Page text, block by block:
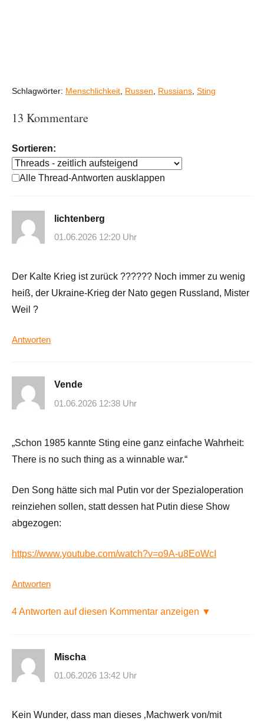
Schlagwörter: Menschlichkeit Russen Russians Sting
13 Kommentare
Sortieren:
Alle Thread-Antworten ausklappen
lichtenberg
01.06.2026 12:20 Uhr
Der Kalte Krieg ist zurück ?????? Noch immer zu wenig
heiß, der Ukraine-Krieg der Nato gegen Russland, Mister
Weil ?
Antworten
Vende
01.06.2026 12:38 Uhr
„Schon 1985 kannte Sting eine ganz einfache Wahrheit:
There is no such thing as a winnable war.“
Den Song hätte sich mal Putin vor der Spezialoperation
reinziehen sollen, statt dessen hat Putin diese Show
abgezogen:
https://www.youtube.com/watch?v=o9A-u8EoWcI
Antworten
4 Antworten auf diesen Kommentar anzeigen ▼
Mischa
01.06.2026 13:42 Uhr
Kein Wunder, dass man dieses ‚Machwerk von/mit